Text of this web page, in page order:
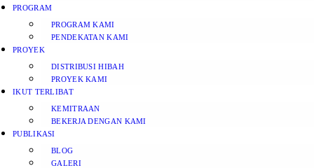
PROGRAM
PROGRAM KAMI
PENDEKATAN KAMI
PROYEK
DISTRIBUSI HIBAH
PROYEK KAMI
IKUT TERLIBAT
KEMITRAAN
BEKERJA DENGAN KAMI
PUBLIKASI
BLOG
GALERI